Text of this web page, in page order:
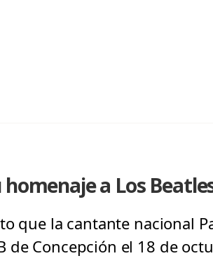
a Los
que la cantante nacional
de Concepción el 18 de